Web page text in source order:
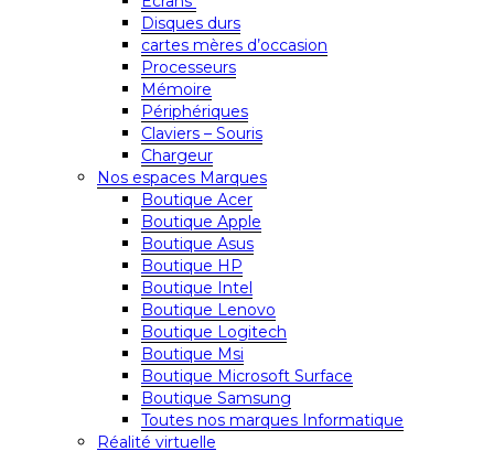
Disques durs
cartes mères d’occasion
Processeurs
Mémoire
Périphériques
Claviers – Souris
Chargeur
Nos espaces Marques
Boutique Acer
Boutique Apple
Boutique Asus
Boutique HP
Boutique Intel
Boutique Lenovo
Boutique Logitech
Boutique Msi
Boutique Microsoft Surface
Boutique Samsung
Toutes nos marques Informatique
Réalité virtuelle